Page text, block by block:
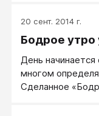
20 сент. 2014 г.
Бодрое утро
День
многом
Сделанное